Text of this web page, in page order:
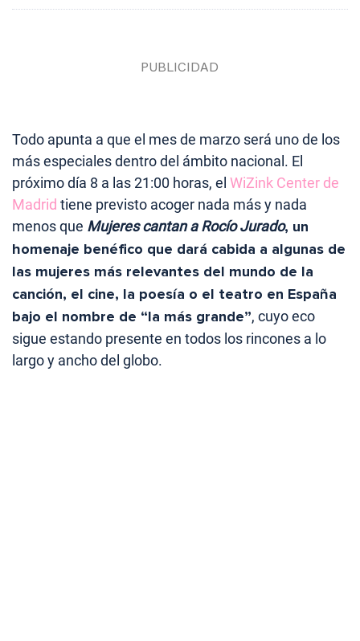
Todo apunta a que el mes de marzo será uno de los
más especiales dentro del ámbito nacional. El
próximo día 8 a las 21:00 horas, el WiZink Center de
Madrid tiene previsto acoger nada más y nada
menos que Mujeres cantan a Rocío Jurado, un
homenaje benéfico que dará cabida a algunas de
las mujeres más relevantes del mundo de la
canción, el cine, la poesía o el teatro en España
bajo el nombre de “la más grande”, cuyo eco
sigue estando presente en todos los rincones a lo
largo y ancho del globo.